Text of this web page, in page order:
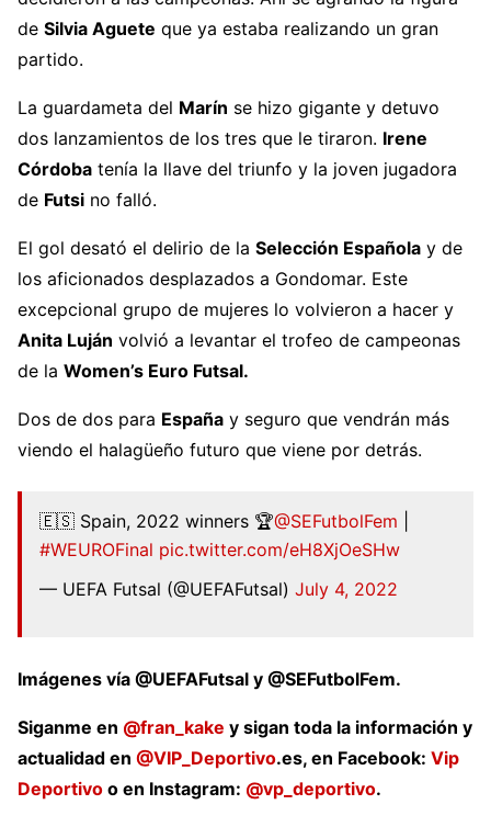
de Silvia Aguete que ya estaba realizando un gran
partido.
La guardameta del Marín se hizo gigante y detuvo
dos lanzamientos de los tres que le tiraron. Irene
Córdoba tenía la llave del triunfo y la joven jugadora
de Futsi no falló.
El gol desató el delirio de la Selección Española y de
los aficionados desplazados a Gondomar. Este
excepcional grupo de mujeres lo volvieron a hacer y
Anita Luján volvió a levantar el trofeo de campeonas
de la Women’s Euro Futsal.
Dos de dos para España y seguro que vendrán más
viendo el halagüeño futuro que viene por detrás.
🇪🇸 Spain, 2022 winners 🏆@SEFutbolFem
#WEUROFinal pic.twitter.com/eH8XjOeSHw
— UEFA Futsal (@UEFAFutsal) July 4, 2022
Imágenes vía @UEFAFutsal y @SEFutbolFem.
Siganme en @fran_kake y sigan toda la información y
actualidad en @VIP_Deportivo.es, en Facebook: Vip
Deportivo o en Instagram: @vp_deportivo.